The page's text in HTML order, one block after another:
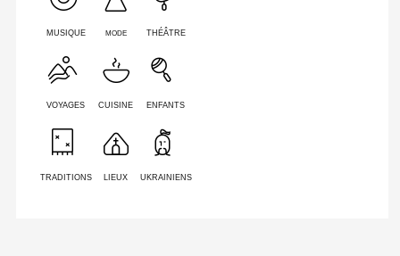
MUSIQUE MODE THÉÂTRE
VOYAGES CUISINE ENFANTS
TRADITIONS LIEUX UKRAINIENS